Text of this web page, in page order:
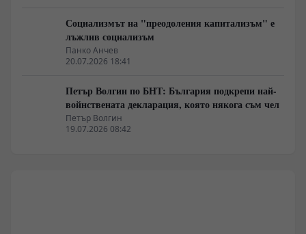
Социализмът на "преодоления капитализъм" е
лъжлив социализъм
Панко Анчев
20.07.2026 18:41
Петър Волгин по БНТ: България подкрепи най-
войнствената декларация, която някога съм чел
Петър Волгин
19.07.2026 08:42